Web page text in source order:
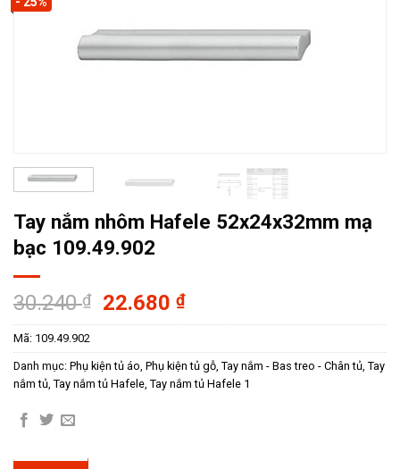
Tay nắm nhôm Hafele 52x24x32mm mạ
bạc 109.49.902
30.240₫
Giá
gốc
30.240 ₫.
22.680₫Giá
hiện
là:
22.680 ₫.
Mã: 109.49.902
Danh mục: Phụ kiện tủ áo Phụ kiện tủ gỗ Tay nắm - Bas treo - Chân tủ Tay
nắm tủ Tay nắm tủ Hafele Tay nắm tủ Hafele 1